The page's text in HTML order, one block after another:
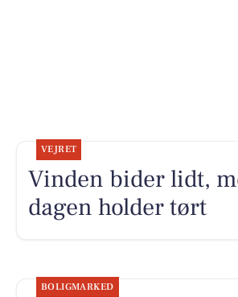
VEJRET
Vinden bider lidt,
dagen holder tørt
BOLIGMARKED